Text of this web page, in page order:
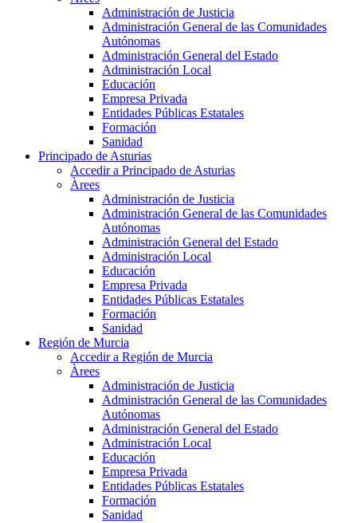
Administración de Justicia
Administración General de las Comunidades
Autónomas
Administración General del Estado
Administración Local
Educación
Empresa Privada
Entidades Públicas Estatales
Formación
Sanidad
Principado de Asturias
Accedir a Principado de Asturias
Àrees
Administración de Justicia
Administración General de las Comunidades
Autónomas
Administración General del Estado
Administración Local
Educación
Empresa Privada
Entidades Públicas Estatales
Formación
Sanidad
Región de Murcia
Accedir a Región de Murcia
Àrees
Administración de Justicia
Administración General de las Comunidades
Autónomas
Administración General del Estado
Administración Local
Educación
Empresa Privada
Entidades Públicas Estatales
Formación
Sanidad